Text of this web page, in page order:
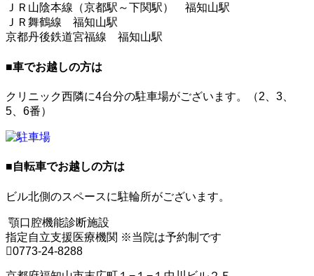
ＪＲ山陰本線（京都駅～下関駅） 福知山駅
ＪＲ舞鶴線 福知山駅
京都丹後鉄道宮福線 福知山駅
■車でお越しの方は
クリニック西隣に4台分の駐車場がございます。（2、3、
5、6番）
■自転車でお越しの方は
ビル北側のスペースに駐輪所がございます。
顎口腔機能診断施設
指定自立支援医療機関 ※当院は予約制です
0773-24-8288